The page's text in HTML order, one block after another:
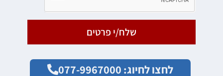
שלח/י פרטים
לחצו לחיוג: 077-9967000